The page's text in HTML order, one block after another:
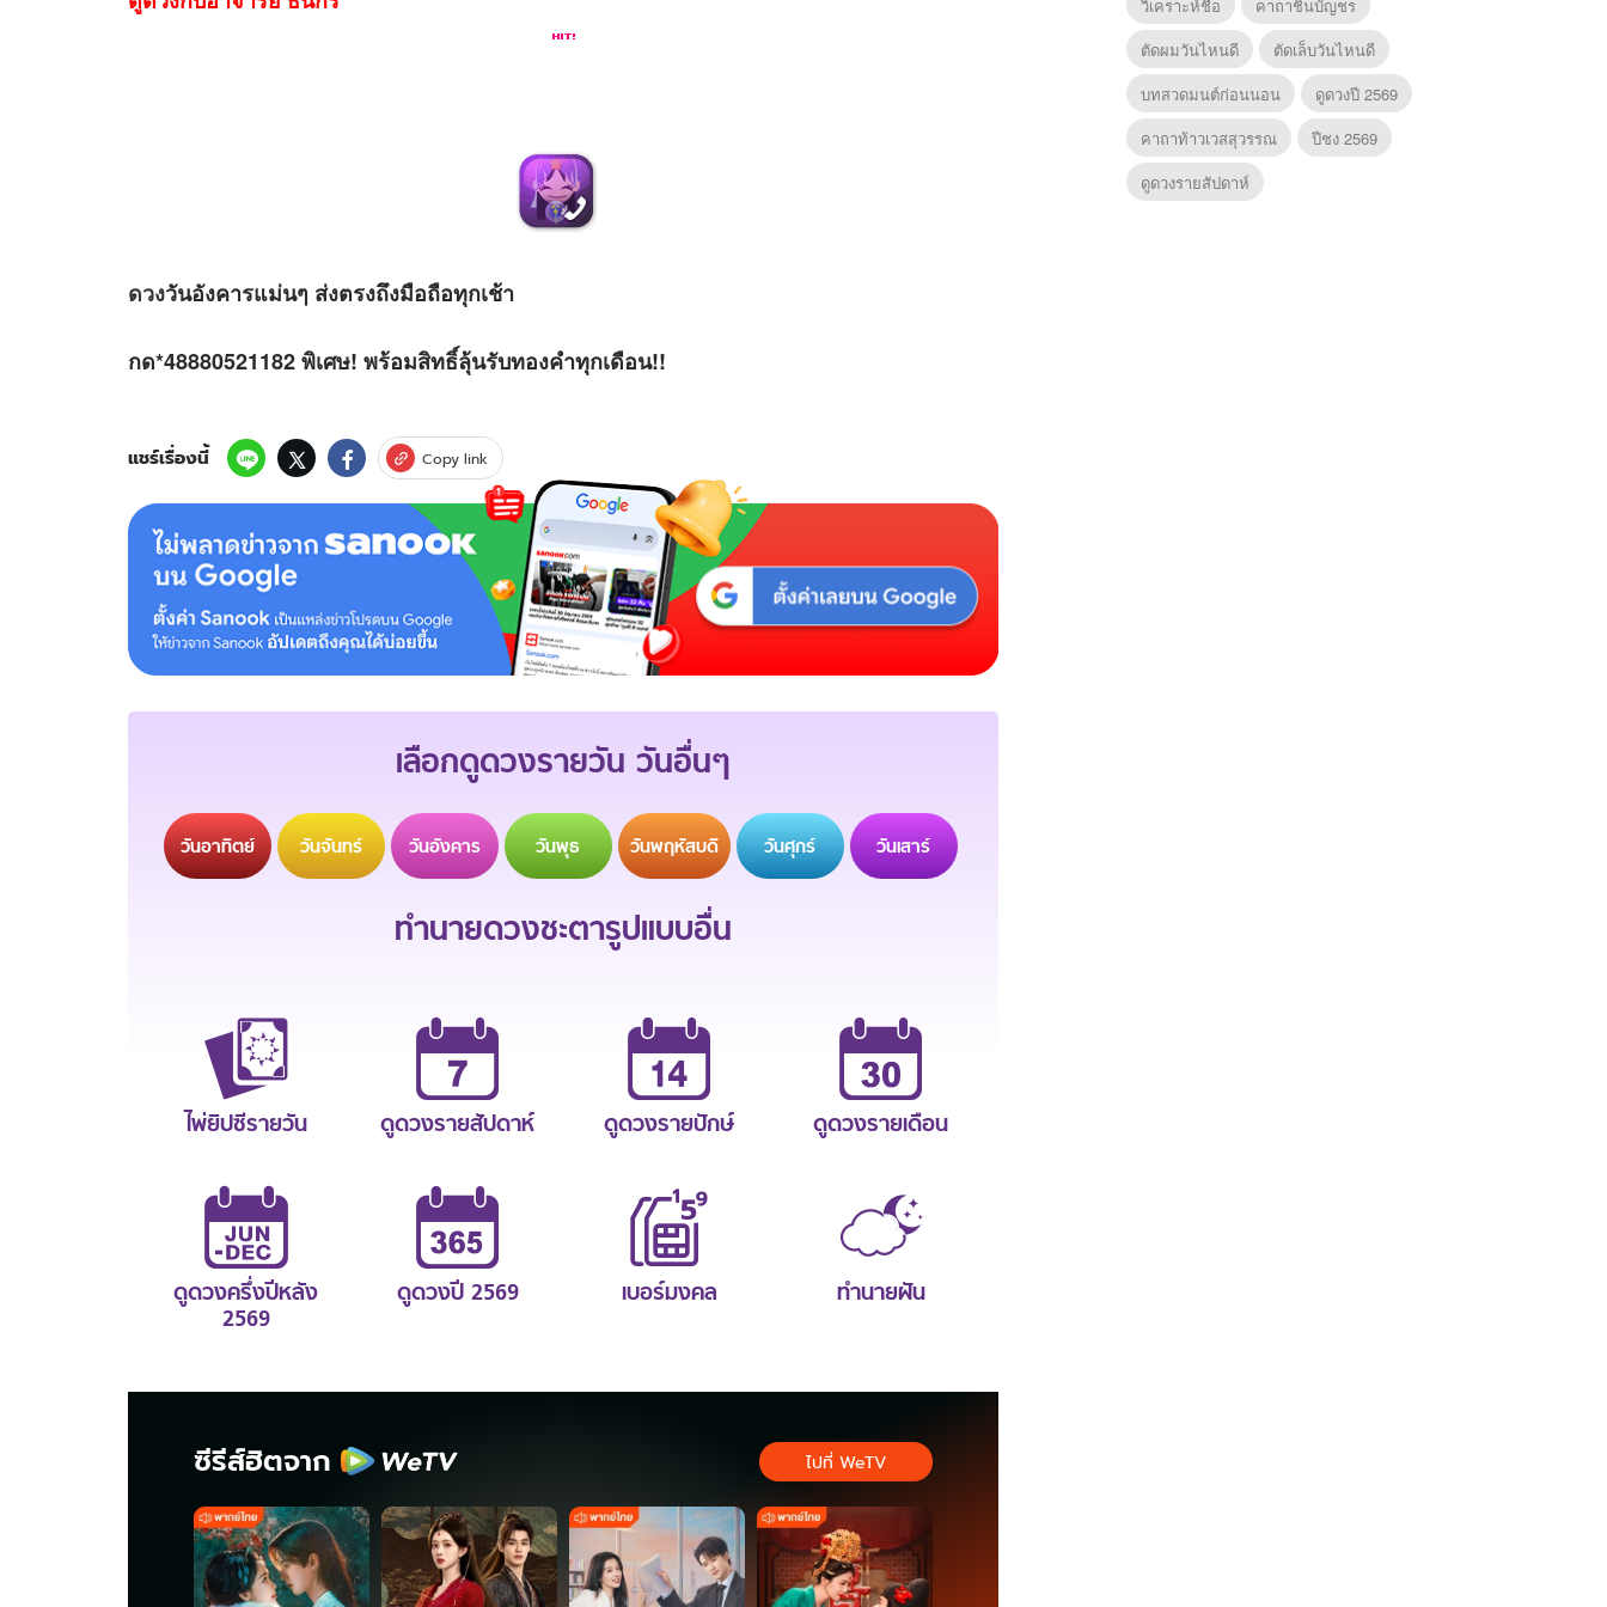
ดวงวันอังคารแม่นๆ ส่งตรงถึงมือถือทุกเช้า
กด*48880521182 พิเศษ! พร้อมสิทธิ์ลุ้นรับทองคำทุกเดือน!!
แชร์เรื่องนี้ Copy link
เลือกดูดวงรายวัน วันอื่นๆ
วันอาทิตย์ วันจันทร์ วันอังคาร วันพุธ วันพฤหัสบดี วันศุกร์ วันเสาร์
ทำนายดวงชะตารูปแบบอื่น
ไพ่ยิปซีรายวัน ดูดวงรายสัปดาห์ ดูดวงรายปักษ์ ดูดวงรายเดือน
ดูดวงครึ่งปีหลัง
2569
ดูดวงปี 2569 เบอร์มงคล ทำนายฝัน
ซีรีส์ฮิตจาก ไปที่ WeTV
วิเคราะห์ชื่อ
คาถาชินบัญชร
ตัดผมวันไหนดี
ตัดเล็บวันไหนดี
บทสวดมนต์ก่อนนอน
ดูดวงปี 2569
คาถาท้าวเวสสุวรรณ
ปีชง 2569
ดูดวงรายสัปดาห์